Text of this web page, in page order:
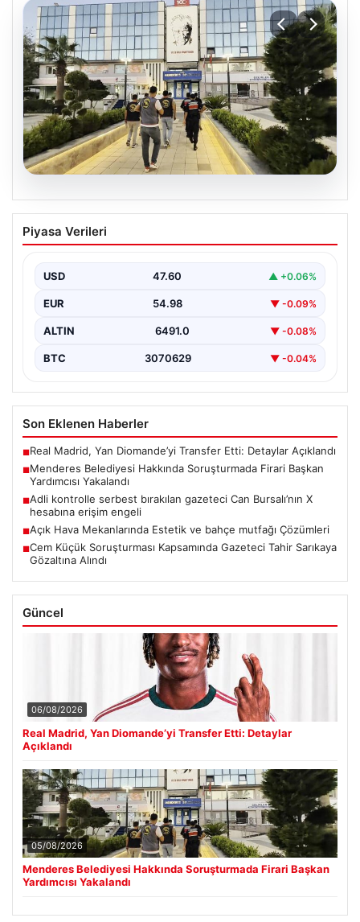
05.08.2026
Menderes Belediyesi Hakkında
Soruşturmada Firari Başkan Yardımcısı
İzmir’de Menderes Belediyesi’ne yönelik
olarak aranan Belediye Başkan Yardımcısı…
Piyasa Verileri
USD 47.60 ▲ +0.06%
EUR 54.98 ▼ -0.09%
ALTIN 6491.0 ▼ -0.08%
BTC 3070629 ▼ -0.04%
Son Eklenen Haberler
■Real Madrid, Yan Diomande’yi Transfer Etti: Detaylar Açıklandı
■Menderes Belediyesi Hakkında Soruşturmada Firari Başkan
Yardımcısı Yakalandı
■Adli kontrolle serbest bırakılan gazeteci Can Bursalı’nın X
hesabına erişim engeli
■Açık Hava Mekanlarında Estetik ve bahçe mutfağı Çözümleri
■Cem Küçük Soruşturması Kapsamında Gazeteci Tahir Sarıkaya
Gözaltına Alındı
Güncel
06/08/2026
Real Madrid, Yan Diomande’yi Transfer Etti: Detaylar
Açıklandı
05/08/2026
Menderes Belediyesi Hakkında Soruşturmada Firari Başkan
Yardımcısı Yakalandı